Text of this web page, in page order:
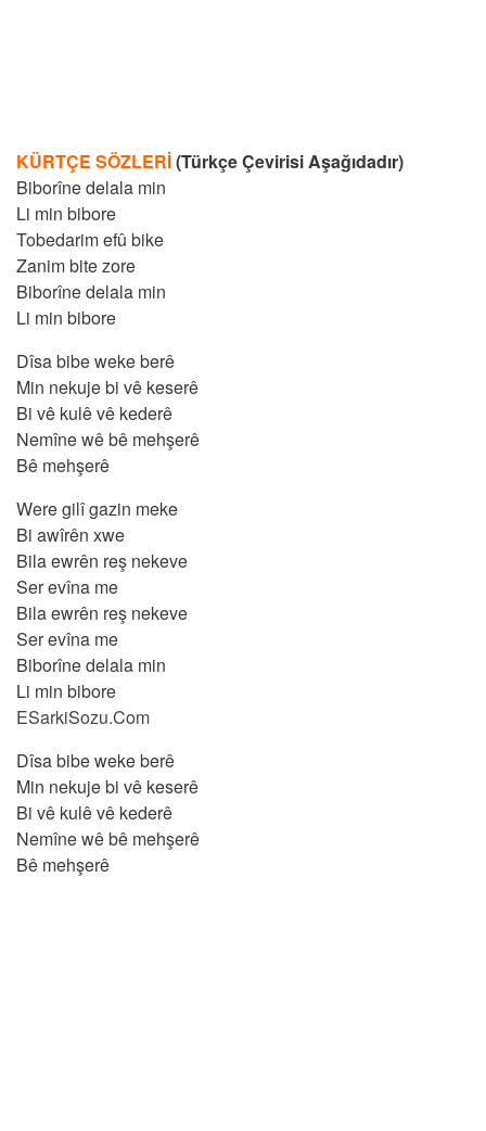
KÜRTÇE SÖZLERİ(Türkçe Çevirisi Aşağıdadır)
Biborîne delala min
Li min bibore
Tobedarim efû bike
Zanim bite zore
Biborîne delala min
Li min bibore
Dîsa bibe weke berê
Min nekuje bi vê keserê
Bi vê kulê vê kederê
Nemîne wê bê mehşerê
Bê mehşerê
Were gilî gazin meke
Bi awîrên xwe
Bila ewrên reş nekeve
Ser evîna me
Bila ewrên reş nekeve
Ser evîna me
Biborîne delala min
Li min bibore
ESarkiSozu.Com
Dîsa bibe weke berê
Min nekuje bi vê keserê
Bi vê kulê vê kederê
Nemîne wê bê mehşerê
Bê mehşerê